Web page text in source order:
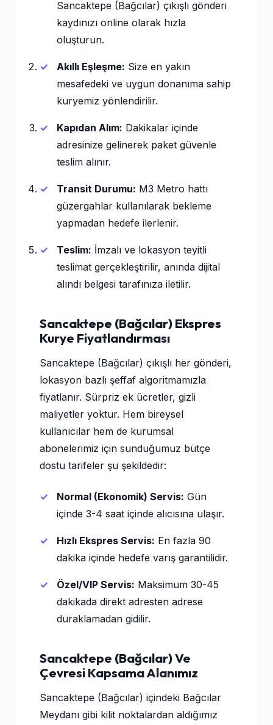
Sancaktepe (Bağcılar) çıkışlı gönderi
kaydınızı online olarak hızla
oluşturun.
Akıllı Eşleşme: Size en yakın
mesafedeki ve uygun donanıma sahip
kuryemiz yönlendirilir.
Kapıdan Alım: Dakikalar içinde
adresinize gelinerek paket güvenle
teslim alınır.
Transit Durumu: M3 Metro hattı
güzergahlar kullanılarak bekleme
yapmadan hedefe ilerlenir.
Teslim: İmzalı ve lokasyon teyitli
teslimat gerçekleştirilir, anında dijital
alındı belgesi tarafınıza iletilir.
Sancaktepe (Bağcılar) Ekspres
Kurye Fiyatlandırması
Sancaktepe (Bağcılar) çıkışlı her gönderi,
lokasyon bazlı şeffaf algoritmamızla
fiyatlanır. Sürpriz ek ücretler, gizli
maliyetler yoktur. Hem bireysel
kullanıcılar hem de kurumsal
abonelerimiz için sunduğumuz bütçe
dostu tarifeler şu şekildedir:
Normal (Ekonomik) Servis: Gün
içinde 3-4 saat içinde alıcısına ulaşır.
Hızlı Ekspres Servis: En fazla 90
dakika içinde hedefe varış garantilidir.
Özel/VIP Servis: Maksimum 30-45
dakikada direkt adresten adrese
duraklamadan gidilir.
Sancaktepe (Bağcılar) Ve
Çevresi Kapsama Alanımız
Sancaktepe (Bağcılar) içindeki Bağcılar
Meydanı gibi kilit noktalardan aldığımız